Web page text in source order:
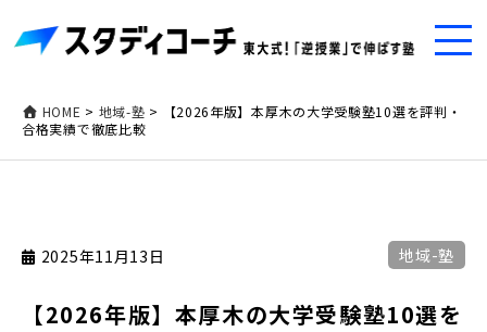
HOME > 地域-塾 >
【2026年版】本厚木の大学受験塾10選を評判・
合格実績で徹底比較
2025年11月13日 地域-塾
【2026年版】本厚木の大学受験塾10選を